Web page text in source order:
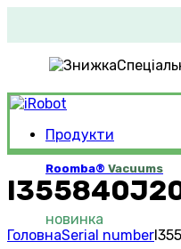
Продукти
Roomba® Vacuums
новинка
ГоловнаSerial number